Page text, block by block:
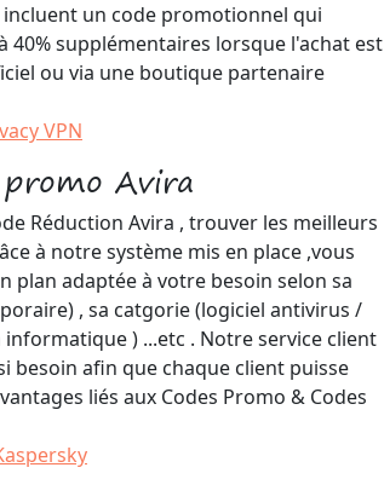
un code promotionnel qui
40% supplémentaires lorsque l'achat est
ou via une boutique partenaire
VPN
Avira
Réduction Avira , trouver les meilleurs
à notre système mis en place ,vous
plan adaptée à votre besoin selon sa
, sa catgorie (logiciel antivirus /
) ...etc . Notre service client
besoin afin que chaque client puisse
liés aux Codes Promo & Codes